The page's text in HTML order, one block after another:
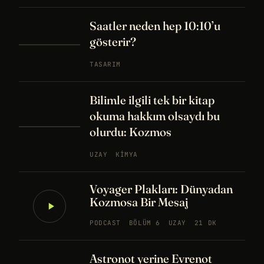
Saatler neden hep 10:10’u
gösterir?
TASARIM
Bilimle ilgili tek bir kitap
okuma hakkım olsaydı bu
olurdu: Kozmos
UZAY KIMYA
Voyager Plakları: Dünyadan
Kozmosa Bir Mesaj
PODCAST BÖLÜM 6 UZAY 21 DK
Astronot yerine Evrenot